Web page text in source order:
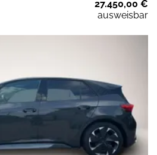
27.450,00 €
ausweisbar